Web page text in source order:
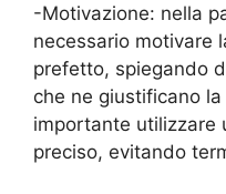
-Motivazione: nella
necessario motivare
prefetto, spiegando
che ne giustificano
importante utilizzare
preciso, evitando